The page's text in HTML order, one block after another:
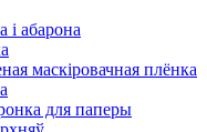
і абарона
маскіровачная плёнка
для паперы